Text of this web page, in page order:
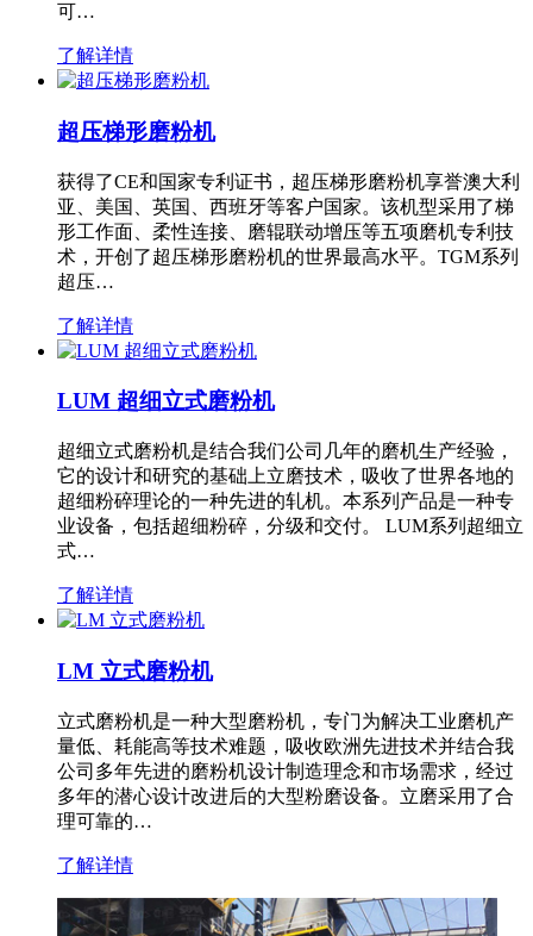
可…
了解详情
超压梯形磨粉机
获得了CE和国家专利证书，超压梯形磨粉机享誉澳大利
亚、美国、英国、西班牙等客户国家。该机型采用了梯
形工作面、柔性连接、磨辊联动增压等五项磨机专利技
术，开创了超压梯形磨粉机的世界最高水平。TGM系列
超压…
了解详情
LUM 超细立式磨粉机
超细立式磨粉机是结合我们公司几年的磨机生产经验，
它的设计和研究的基础上立磨技术，吸收了世界各地的
超细粉碎理论的一种先进的轧机。本系列产品是一种专
业设备，包括超细粉碎，分级和交付。 LUM系列超细立
式…
了解详情
LM 立式磨粉机
立式磨粉机是一种大型磨粉机，专门为解决工业磨机产
量低、耗能高等技术难题，吸收欧洲先进技术并结合我
公司多年先进的磨粉机设计制造理念和市场需求，经过
多年的潜心设计改进后的大型粉磨设备。立磨采用了合
理可靠的…
了解详情